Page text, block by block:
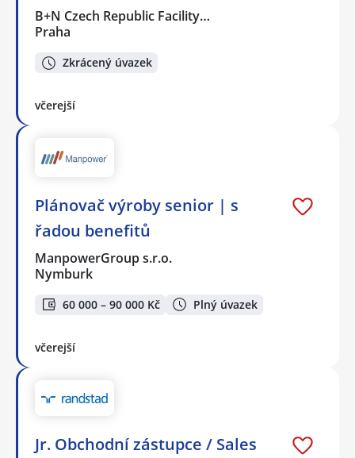
B+N Czech Republic Facility…
Praha
Zkrácený úvazek
včerejší
Plánovač výroby senior | s
řadou benefitů
ManpowerGroup s.r.o.
Nymburk
60 000 – 90 000 Kč Plný úvazek
včerejší
Jr. Obchodní zástupce / Sales